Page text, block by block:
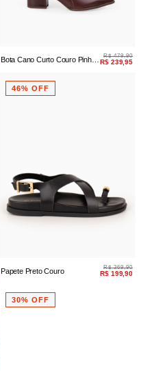
Bota Cano Curto Couro Pinhão
R$ 479,90
R$ 239,95
46% OFF
Papete Preto Couro R$ 369,90
R$ 199,90
30% OFF